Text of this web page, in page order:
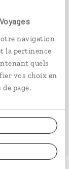
navigation
la pertinence
quels
vos choix en
page.